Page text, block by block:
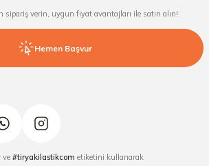
sipariş verin, uygun fiyat avantajları ile satın alın!
Hemen Başvur
ve #tiryakilastikcom etiketini kullanarak